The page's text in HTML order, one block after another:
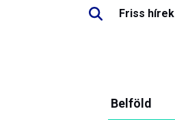
Friss hírek
Belföld